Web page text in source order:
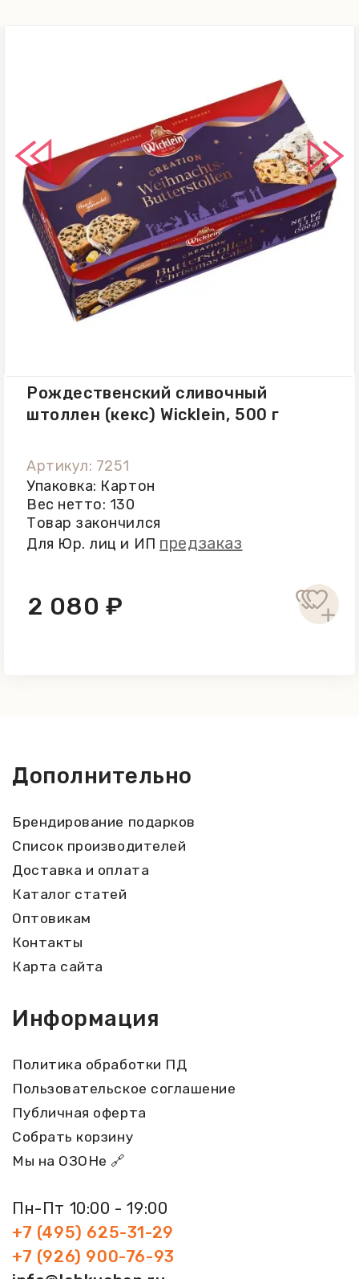
Рождественский сливочный
штоллен (кекс) Wicklein, 500 г
Артикул: 7251
Упаковка: Картон
Вес нетто: 130
Товар закончился
Для Юр. лиц и ИП предзаказ
2 080 ₽
Дополнительно
Брендирование подарков
Список производителей
Доставка и оплата
Каталог статей
Оптовикам
Контакты
Карта сайта
Информация
Политика обработки ПД
Пользовательское соглашение
Публичная оферта
Собрать корзину
Мы на ОЗОНе 🔗
Пн-Пт 10:00 - 19:00
+7 (495) 625-31-29
+7 (926) 900-76-93